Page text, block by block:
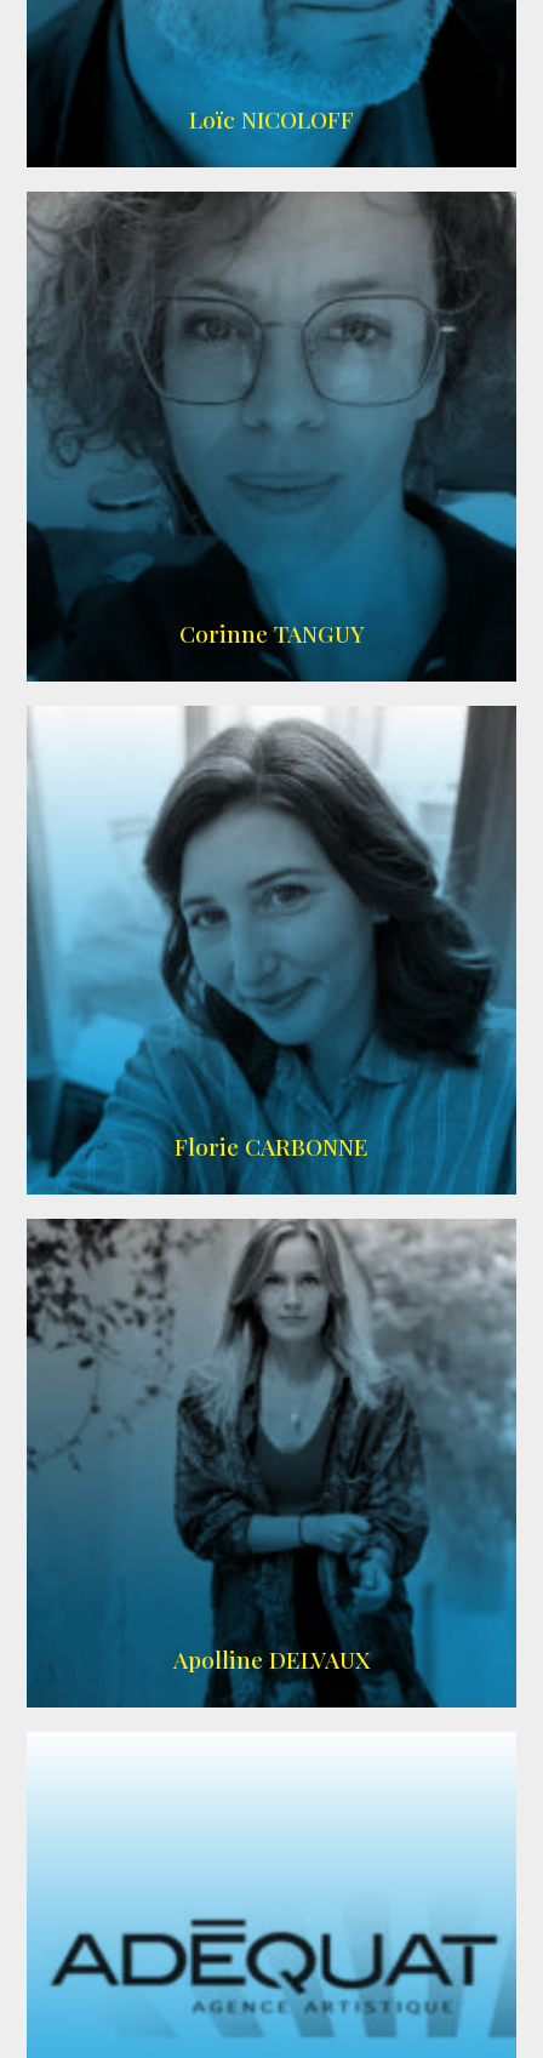
Wikipedia
Loïc NICOLOFF
SITE OFFICIEL
Corinne TANGUY
Imdb
Florie CARBONNE
Apolline DELVAUX